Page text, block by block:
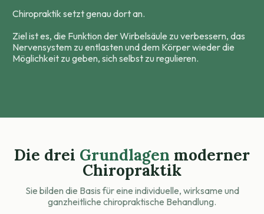
Chiropraktik setzt genau dort an.
Ziel ist es, die Funktion der Wirbelsäule zu verbessern, das
Nervensystem zu entlasten und dem Körper wieder die
Möglichkeit zu geben, sich selbst zu regulieren.
Die drei Grundlagen moderner
Chiropraktik
Sie bilden die Basis für eine individuelle, wirksame und
ganzheitliche chiropraktische Behandlung.